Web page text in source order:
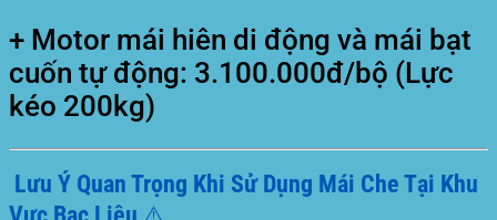
+ Motor mái hiên di động và mái bạt
cuốn tự động: 3.100.000đ/bộ (Lực
kéo 200kg)
Lưu Ý Quan Trọng Khi Sử Dụng Mái Che Tại Khu